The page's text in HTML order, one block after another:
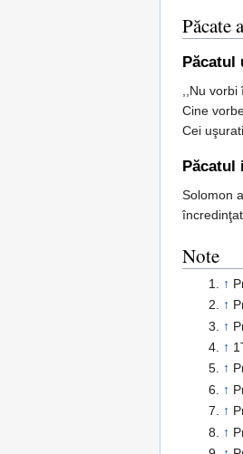
Păcate
,,Nu vorbi
Cine
Cei
Păcatul
Solomon
încredinţat.
Note
↑
↑
↑
↑
↑
↑
↑
↑